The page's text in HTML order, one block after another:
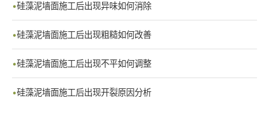
硅藻泥墙面施工后出现异味如何消除
硅藻泥墙面施工后出现粗糙如何改善
硅藻泥墙面施工后出现不平如何调整
硅藻泥墙面施工后出现开裂原因分析